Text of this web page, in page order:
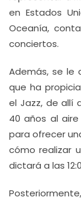
en Estados
Oceanía,
conciertos.
Además, se le
que ha
el Jazz, de allí
40 años al
para ofrecer
cómo realizar
dictará a las